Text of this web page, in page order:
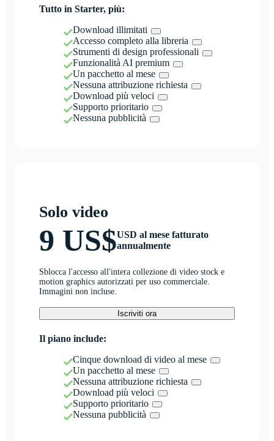
Tutto in Starter, più:
Download illimitati
Accesso completo alla libreria
Strumenti di design professionali
Funzionalità AI premium
Un pacchetto al mese
Nessuna attribuzione richiesta
Download più veloci
Supporto prioritario
Nessuna pubblicità
Solo video
9 US$USD al mese fatturato
annualmente
Sblocca l'accesso all'intera collezione di video stock e
motion graphics autorizzati per uso commerciale.
Immagini non incluse.
Iscriviti ora
Il piano include:
Cinque download di video al mese
Un pacchetto al mese
Nessuna attribuzione richiesta
Download più veloci
Supporto prioritario
Nessuna pubblicità